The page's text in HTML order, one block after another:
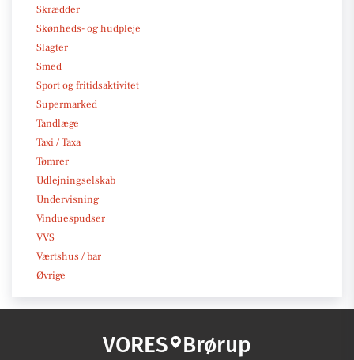
Skrædder
Skønheds- og hudpleje
Slagter
Smed
Sport og fritidsaktivitet
Supermarked
Tandlæge
Taxi / Taxa
Tømrer
Udlejningselskab
Undervisning
Vinduespudser
VVS
Værtshus / bar
Øvrige
VORES Brørup